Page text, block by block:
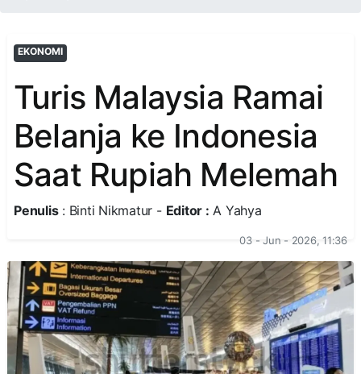
EKONOMI
Turis Malaysia Ramai
Belanja ke Indonesia
Saat Rupiah Melemah
Penulis: Binti Nikmatur - Editor : A Yahya
03 - Jun - 2026, 11:36